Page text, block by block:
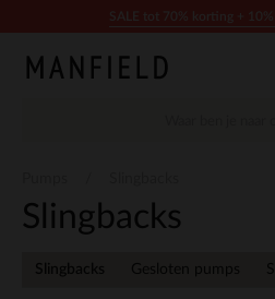
Slingbacks
Slingbacks Gesloten pumps